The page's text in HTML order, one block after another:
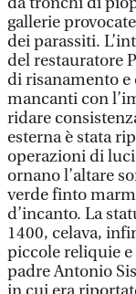
gallerie
dei parassiti.
del restauratore
di risanamento
mancanti con
ridare
esterna è stata
operazioni di
ornano l’altare
verde finto
d’incanto. La
1400, celava,
piccole reliquie
padre Antonio